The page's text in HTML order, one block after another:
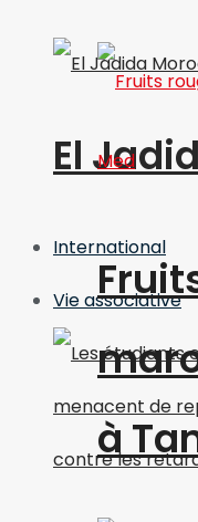
El
International
Vie associative
à